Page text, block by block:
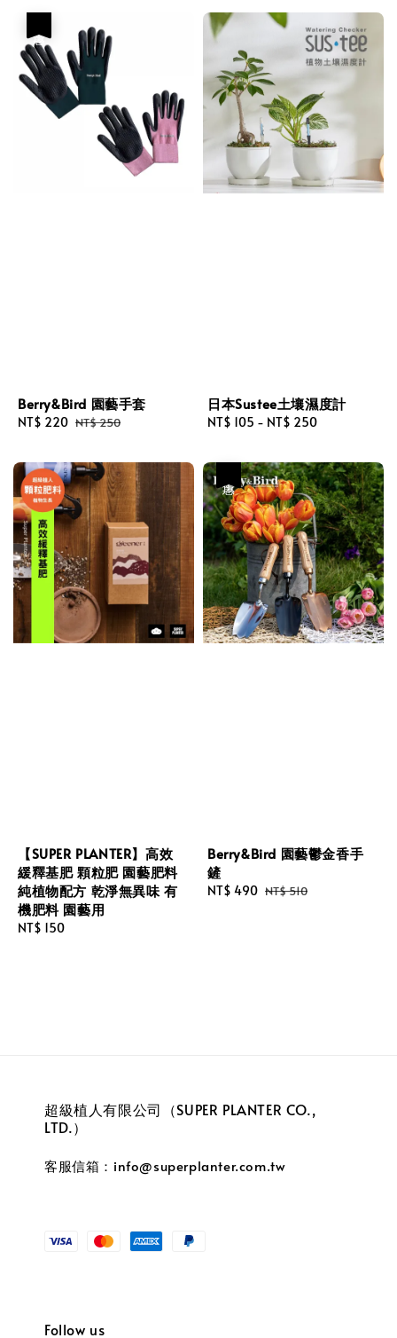
Berry&Bird 園藝手套
Sale
NT$ 220 Regular
NT$ 250
日本Sustee土壤濕度計
Regular
NT$ 105 - NT$ 250
【SUPER PLANTER】高效
緩釋基肥 顆粒肥 園藝肥料
純植物配方 乾淨無異味 有
機肥料 園藝用
Regular
NT$ 150
Berry&Bird 園藝鬱金香手
鏟
Sale
NT$ 490 Regular
NT$ 510
超級植人有限公司（SUPER PLANTER CO.,
LTD.）
客服信箱：info@superplanter.com.tw
Follow us